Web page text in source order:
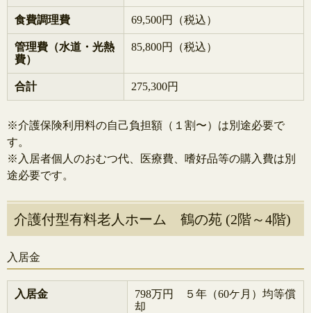
食費調理費 69,500円（税込）
管理費（水道・光熱
費）
85,800円（税込）
合計 275,300円
※介護保険利用料の自己負担額（１割〜）は別途必要で
す。
※入居者個人のおむつ代、医療費、嗜好品等の購入費は別
途必要です。
介護付型有料老人ホーム 鶴の苑 (2階～4階)
入居金
入居金
798万円 ５年（60ケ月）均等償
却